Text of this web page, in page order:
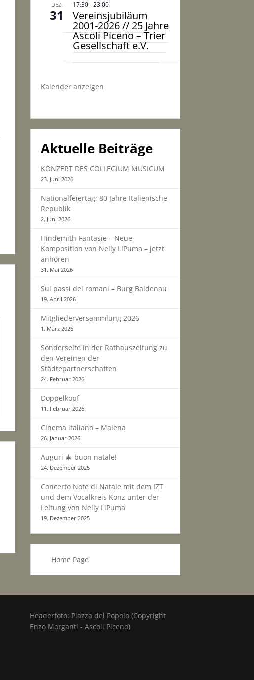
DEZ.
31
17:30-23:00
Vereinsjubiläum
2001-2026 // 25 Jahre
Ascoli Piceno – Trier
Gesellschaft e.V.
Kalender anzeigen
Aktuelle Beiträge
KONZERT DES COLLEGIUM MUSICUM
23. Juni 2026
Nationalfeiertag: 80 Jahre Italienische
Republik
2. Juni 2026
Hindemith-Fantasie – Neue
Komposition von Nelly LiPuma – jetzt
anhören
31. Mai 2026
Sui passi dei romani – Burg Baldenau
19. April 2026
Mitgliederversammlung 2026
1. März 2026
Sonderseite in der Rathauszeitung zu
den Vereinen der
Städtepartnerschaften
24. Februar 2026
Doppelkopf
11. Februar 2026
Cinema italiano – Malena
26. Januar 2026
Auguri 🎄 buon natale!
24. Dezember 2025
Concerto Note di Natale mit dem IZT
und dem Vocalkreis Konz unter der
Leitung von Nelly LiPuma
19. Dezember 2025
Home Page
Headerfoto: Piazza del Popolo (Copyright
Enzo Morganti - Ascoli Piceno)